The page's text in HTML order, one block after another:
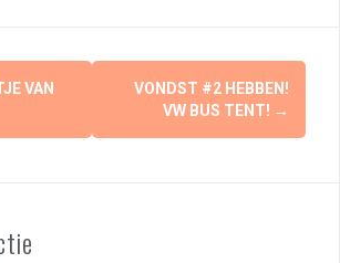
VAN
VONDST #2 HEBBEN!
VW BUS TENT! →